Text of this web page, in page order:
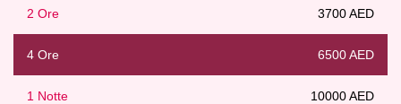
2 Ore 3700 AED
4 Ore 6500 AED
1 Notte 10000 AED